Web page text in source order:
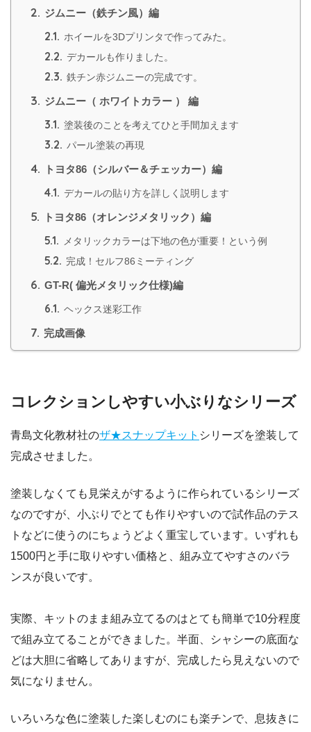
2. ジムニー（鉄チン風）編
2.1. ホイールを3Dプリンタで作ってみた。
2.2. デカールも作りました。
2.3. 鉄チン赤ジムニーの完成です。
3. ジムニー（ ホワイトカラー ） 編
3.1. 塗装後のことを考えてひと手間加えます
3.2. パール塗装の再現
4. トヨタ86（シルバー＆チェッカー）編
4.1. デカールの貼り方を詳しく説明します
5. トヨタ86（オレンジメタリック）編
5.1. メタリックカラーは下地の色が重要！という例
5.2. 完成！セルフ86ミーティング
6. GT-R( 偏光メタリック仕様)編
6.1. ヘックス迷彩工作
7. 完成画像
コレクションしやすい小ぶりなシリーズ
青島文化教材社のザ★スナップキット シリーズを塗装して
完成させました。
塗装しなくても見栄えがするように作られているシリーズ
なのですが、小ぶりでとても作りやすいので試作品のテス
トなどに使うのにちょうどよく重宝しています。いずれも
1500円と手に取りやすい価格と、組み立てやすさのバラ
ンスが良いです。
実際、キットのまま組み立てるのはとても簡単で10分程度
で組み立てることができました。半面、シャシーの底面な
どは大胆に省略してありますが、完成したら見えないので
気になりません。
いろいろな色に塗装した楽しむのにも楽チンで、息抜きに